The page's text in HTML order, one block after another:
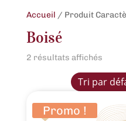
Accueil / Produit
Boisé
2 résultats affichés
Promo !